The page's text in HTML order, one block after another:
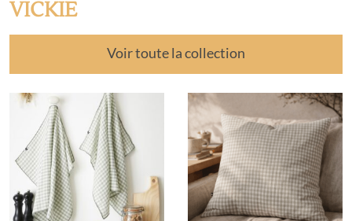
VICKIE
Voir toute la collection